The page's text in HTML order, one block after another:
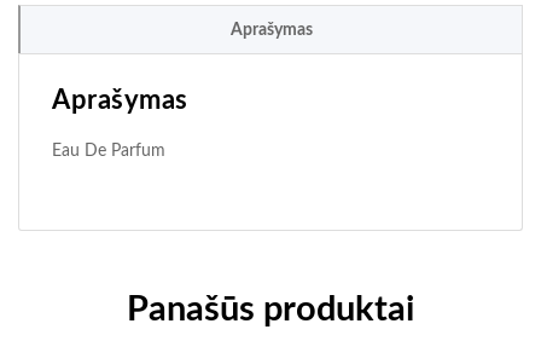
Aprašymas
Aprašymas
Eau De Parfum
Panašūs produktai